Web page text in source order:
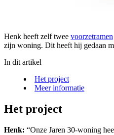
Henk heeft zelf twee voorzetramen
zijn woning. Dit heeft hij gedaan
In dit artikel
Het project
Meer informatie
Het project
Henk: “Onze Jaren 30-woning